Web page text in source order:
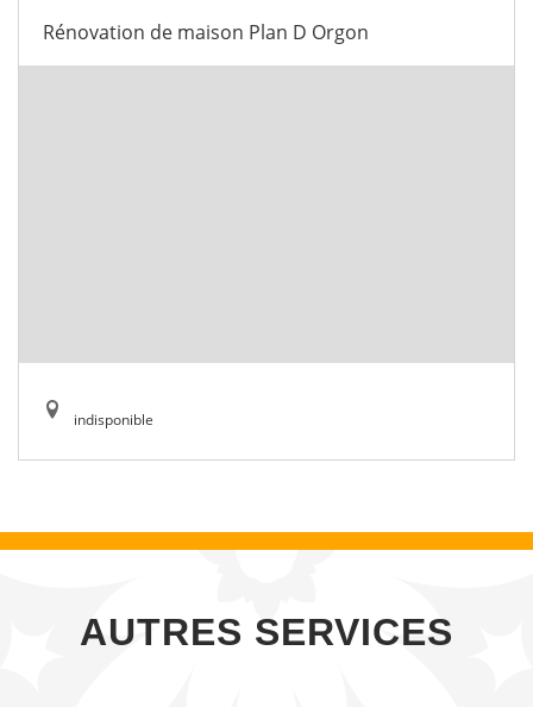
Rénovation de maison Plan D Orgon
indisponible
AUTRES SERVICES